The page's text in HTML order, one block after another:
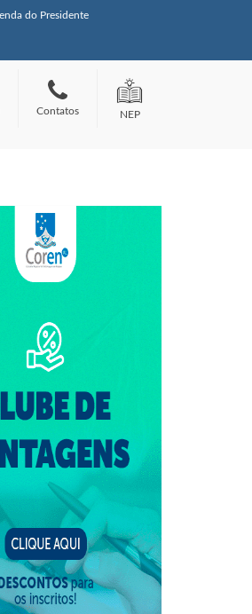
do Presidente
Contatos NEP